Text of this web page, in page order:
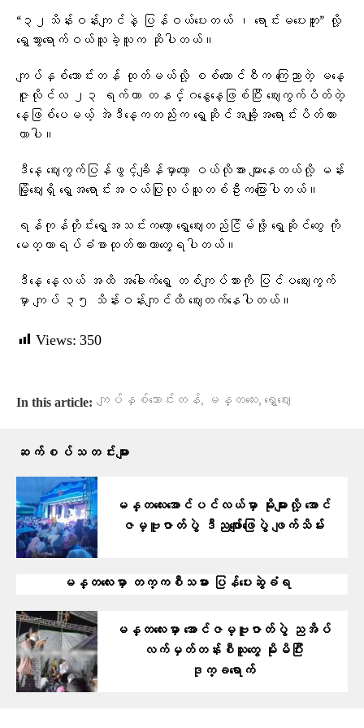
“၃၂သိန်းဝန်းကျင်နဲ့ ပြန်ဝယ်ပေးတယ် ၊ ရောင်းမပေးဘူး” လို့
ရွှေသွားရောက်ဝယ်သူခဲ့သူက ဆိုပါတယ်။
ကျပ်နှစ်သောင်းတန် ထုတ်မယ်လို့ စစ်ကောင်စီက ကြေညာတဲ့ မနေ့
ဇူလိုင်လ ၂၃ ရက်ဟာ တနင်္ဂနွေနေ့ဖြစ်ပြီး ဈေးကွက်ပိတ်တဲ့
နေ့ဖြစ်ပေမယ့် အဲဒီနေ့ကတည်းက ရွှေဆိုင်အချို့အရောင်းပိတ်ထား
တာပါ။
ဒီနေ့ ဈေးကွက်ပြန်ဖွင့်ချိန်မှာတော့ ဝယ်လိုအား များနေတယ်လို့ မန်း
မြို့ဈေးရှိ ရွှေအရောင်းအဝယ်ပြုလုပ်သူတစ်ဦးကပြောပါတယ်။
ရန်ကုန်တိုင်းရွှေအသင်းကတော့ ရွှေဈေးတည်ငြိမ်ဖို့ ရွှေဆိုင်တွေ ကို
မေတ္တာရပ်ခံစာထုတ်ထားတာတွေ့ရပါတယ်။
ဒီနေ့ နေ့လယ် အထိ အခေါက်ရွှေ တစ်ကျပ်သားကို ပြင်ပဈေးကွက်
မှာ ကျပ် ၃၅ သိန်းဝန်းကျင်ထိ ဈေးတက်နေပါတယ်။
Views: 350
In this article: ကျပ်နှစ်သောင်းတန်, မန္တလေး, ရွှေဈေး
ဆက်စပ်သတင်းများ
မန္တလေးအောင်ပင်လယ်မှာ မိုးများလို့ အောင်
ဇမ္ဗူဇာတ်ပွဲ ဒီညဖျော်ဖြေပွဲ ဖျက်သိမ်း
မန္တလေးမှာ တက္ကစီသမား ပြန်ပေးဆွဲခံရ
မန္တလေးမှာ အောင်ဇမ္ဗူဇာတ်ပွဲ ညအိပ်
လက်မှတ်တန်းစီသူတွေ မိုးမိပြီး
ဒုက္ခရောက်